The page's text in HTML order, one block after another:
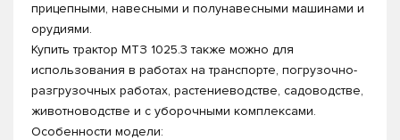
прицепными, навесными и полунавесными машинами и
орудиями.
Купить трактор МТЗ 1025.3 также можно для
использования в работах на транспорте, погрузочно-
разгрузочных работах, растениеводстве, садоводстве,
животноводстве и с уборочными комплексами.
Особенности модели: